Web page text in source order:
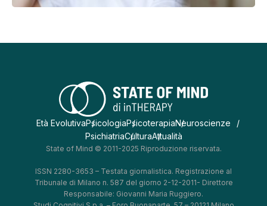
Età EvolutivaPsicologiaPsicoterapiaNeuroscienze
PsichiatriaCulturaAttualità
State of Mind © 2011-2025 Riproduzione riservata.
ISSN 2280-3653 – Testata giornalistica. Registrazione al
Tribunale di Milano n. 587 del giorno 2-12-2011- Direttore
Responsabile: Giovanni Maria Ruggiero.